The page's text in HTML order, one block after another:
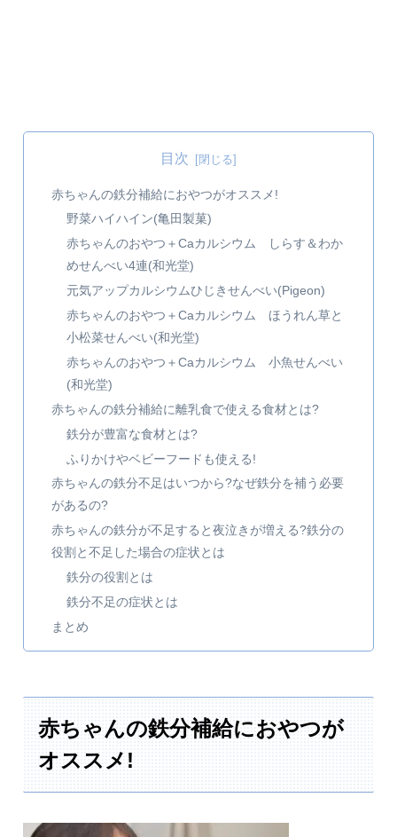
目次
赤ちゃんの鉄分補給におやつがオススメ!
野菜ハイハイン(亀田製菓)
赤ちゃんのおやつ＋Caカルシウム しらす＆わか
めせんべい4連(和光堂)
元気アップカルシウムひじきせんべい(Pigeon)
赤ちゃんのおやつ＋Caカルシウム ほうれん草と
小松菜せんべい(和光堂)
赤ちゃんのおやつ＋Caカルシウム 小魚せんべい
(和光堂)
赤ちゃんの鉄分補給に離乳食で使える食材とは?
鉄分が豊富な食材とは?
ふりかけやベビーフードも使える!
赤ちゃんの鉄分不足はいつから?なぜ鉄分を補う必要
があるの?
赤ちゃんの鉄分が不足すると夜泣きが増える?鉄分の
役割と不足した場合の症状とは
鉄分の役割とは
鉄分不足の症状とは
まとめ
赤ちゃんの鉄分補給におやつが
オススメ!